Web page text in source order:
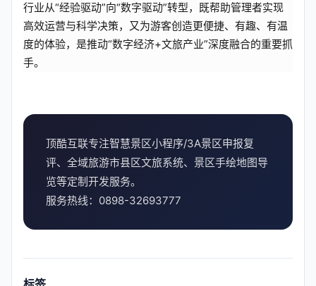
行业从“经验驱动”向“数字驱动”转型，既帮助管理者实现
高效运营与科学决策，又为游客创造更便捷、有趣、有温
度的体验，是推动“数字经济+文旅产业”深度融合的重要抓
手。
顶酷互联专注智慧景区小程序/3A景区申报复
评、全域旅游市县区文旅系统、景区手绘地图导
览等定制开发服务。
服务热线：0898-32693777